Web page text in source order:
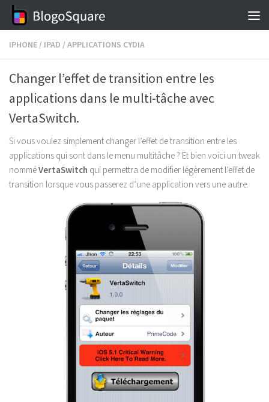
Skip to content
IPHONE / IPAD /APPLICATIONS CYDIA
Changer l’effet de transition entre les
applications dans le multi-tâche avec
VertaSwitch.
Si vous voulez simplement changer l’effet de transition entre les
applications qui sont dans le menu multitâche ? Et bien voici un tweak
nomméVertaSwitch qui permettra de modifier légèrement l’effet de
transition lorsque vous passerez d’une application vers une autre.